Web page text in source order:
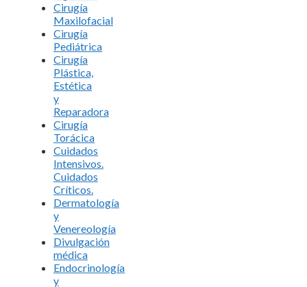
Cirugía
Maxilofacial
Cirugía
Pediátrica
Cirugía
Plástica,
Estética
y
Reparadora
Cirugía
Torácica
Cuidados
Intensivos.
Cuidados
Críticos.
Dermatología
y
Venereología
Divulgación
médica
Endocrinología
y